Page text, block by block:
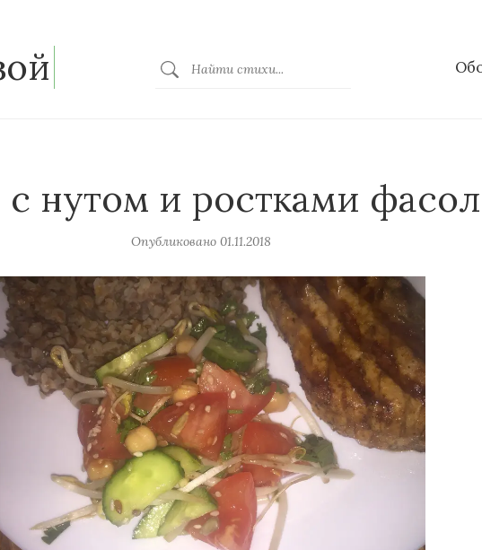
с нутом и ростками
Опубликовано 01.11.2018